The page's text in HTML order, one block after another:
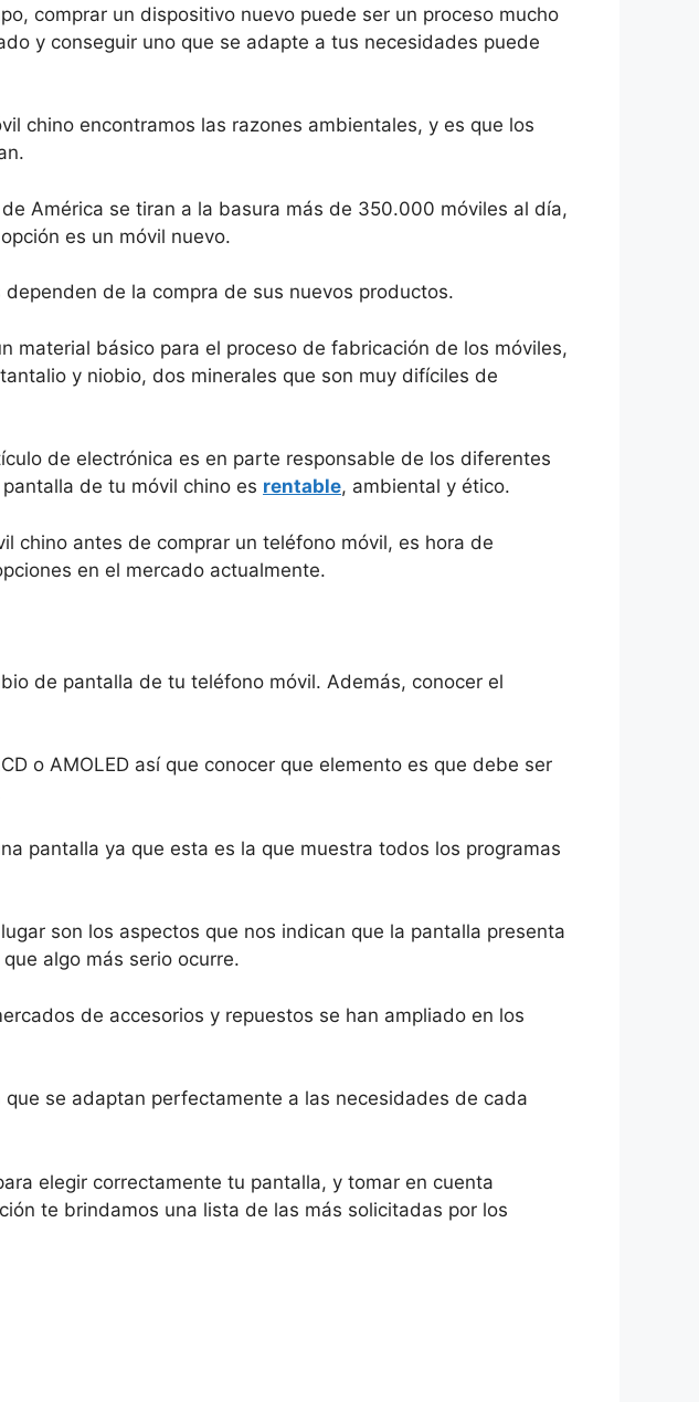
comprar un dispositivo nuevo puede ser un proceso mucho
y conseguir uno que se adapte a tus necesidades puede
chino encontramos las razones ambientales, y es que los
América se tiran a la basura más de 350.000 móviles al día,
es un móvil nuevo.
de la compra de sus nuevos productos.
material básico para el proceso de fabricación de los móviles,
y niobio, dos minerales que son muy difíciles de
de electrónica es en parte responsable de los diferentes
de tu móvil chino es rentable, ambiental y ético.
chino antes de comprar un teléfono móvil, es hora de
en el mercado actualmente.
de pantalla de tu teléfono móvil. Además, conocer el
o AMOLED así que conocer que elemento es que debe ser
pantalla ya que esta es la que muestra todos los programas
son los aspectos que nos indican que la pantalla presenta
algo más serio ocurre.
de accesorios y repuestos se han ampliado en los
se adaptan perfectamente a las necesidades de cada
elegir correctamente tu pantalla, y tomar en cuenta
te brindamos una lista de las más solicitadas por los